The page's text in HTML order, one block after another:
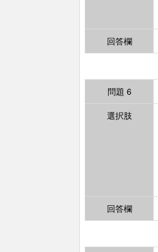
回答欄
問題 6
選択肢
回答欄